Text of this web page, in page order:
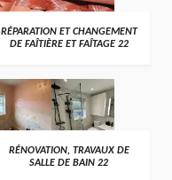
RÉPARATION ET CHANGEMENT
DE FAÎTIÈRE ET FAÎTAGE 22
RÉNOVATION, TRAVAUX DE
SALLE DE BAIN 22